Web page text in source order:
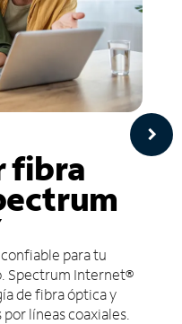
fibra
para tu
Spectrum Internet®
de fibra óptica y
líneas coaxiales.